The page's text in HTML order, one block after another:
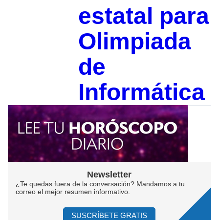
estatal para
Olimpiada
de
Informática
Newsletter
¿Te quedas fuera de la conversación? Mandamos a tu
correo el mejor resumen informativo.
SUSCRÍBETE GRATIS